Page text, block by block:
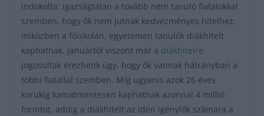
indokolta: igazságtalan a tovább nem tanuló fiatalokkal
szemben, hogy ők nem jutnak kedvezményes hitelhez,
miközben a főiskolán, egyetemen tanulók diákhitelt
kaphatnak. Januártól viszont már a diákhitelre
jogosultak érezhetik úgy, hogy ők vannak hátrányban a
többi fiatallal szemben. Míg ugyanis azok 26 éves
korukig kamatmentesen kaphatnak azonnal 4 millió
forintot, addig a diákhitelt az idén igénylők számára a